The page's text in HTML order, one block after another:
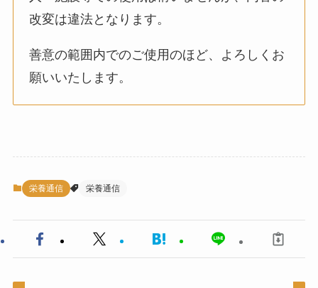
改変は違法となります。
善意の範囲内でのご使用のほど、よろしくお
願いいたします。
栄養通信 栄養通信